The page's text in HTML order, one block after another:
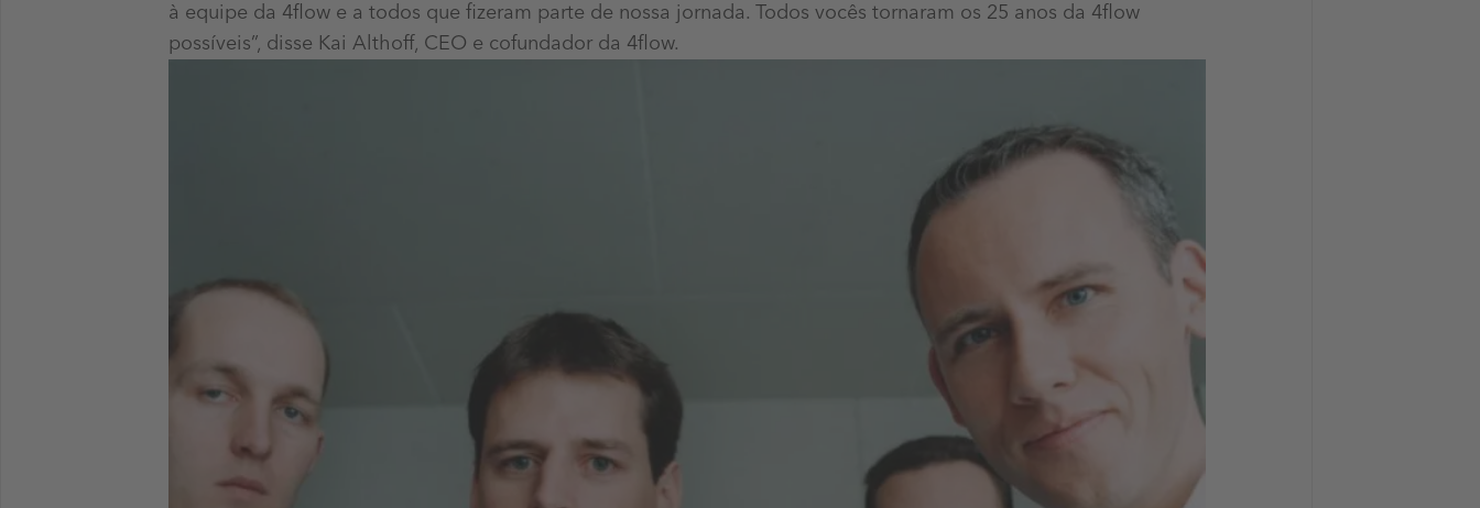
à equipe da 4flow e a todos que fizeram parte de nossa jornada. Todos vocês tornaram os 25 anos da 4flow
possíveis”, disse Kai Althoff, CEO e cofundador da 4flow.